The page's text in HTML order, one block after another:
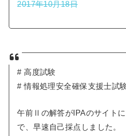
2017年10月18日
# 高度試験
# 情報処理安全確保支援士試
午前Ⅱの解答がIPAのサイト
で、早速自己採点しました。